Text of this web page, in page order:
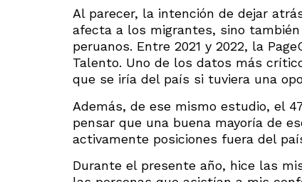
Al parecer, la intención de dejar
afecta a los migrantes, sino
peruanos. Entre 2021 y 2022, la
Talento. Uno de los datos más
que se iría del país si tuviera una
Además, de ese mismo estudio, el
pensar que una buena mayoría de
activamente posiciones fuera del
Durante el presente año, hice las